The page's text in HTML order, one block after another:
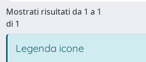
Mostrati risultati da 1 a 1
di 1
Legenda icone